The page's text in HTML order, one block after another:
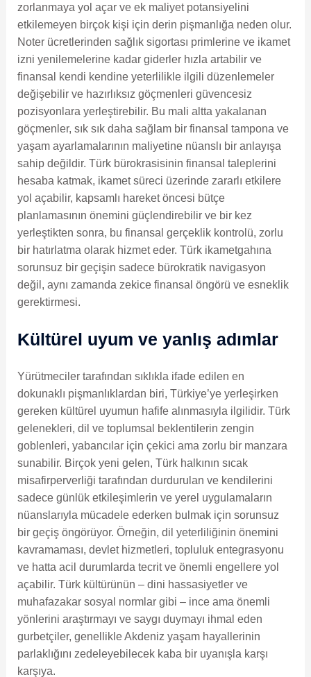
zorlanmaya yol açar ve ek maliyet potansiyelini
etkilemeyen birçok kişi için derin pişmanlığa neden olur.
Noter ücretlerinden sağlık sigortası primlerine ve ikamet
izni yenilemelerine kadar giderler hızla artabilir ve
finansal kendi kendine yeterlilikle ilgili düzenlemeler
değişebilir ve hazırlıksız göçmenleri güvencesiz
pozisyonlara yerleştirebilir. Bu mali altta yakalanan
göçmenler, sık sık daha sağlam bir finansal tampona ve
yaşam ayarlamalarının maliyetine nüanslı bir anlayışa
sahip değildir. Türk bürokrasisinin finansal taleplerini
hesaba katmak, ikamet süreci üzerinde zararlı etkilere
yol açabilir, kapsamlı hareket öncesi bütçe
planlamasının önemini güçlendirebilir ve bir kez
yerleştikten sonra, bu finansal gerçeklik kontrolü, zorlu
bir hatırlatma olarak hizmet eder. Türk ikametgahına
sorunsuz bir geçişin sadece bürokratik navigasyon
değil, aynı zamanda zekice finansal öngörü ve esneklik
gerektirmesi.
Kültürel uyum ve yanlış adımlar
Yürütmeciler tarafından sıklıkla ifade edilen en
dokunaklı pişmanlıklardan biri, Türkiye’ye yerleşirken
gereken kültürel uyumun hafife alınmasıyla ilgilidir. Türk
gelenekleri, dil ve toplumsal beklentilerin zengin
goblenleri, yabancılar için çekici ama zorlu bir manzara
sunabilir. Birçok yeni gelen, Türk halkının sıcak
misafirperverliği tarafından durdurulan ve kendilerini
sadece günlük etkileşimlerin ve yerel uygulamaların
nüanslarıyla mücadele ederken bulmak için sorunsuz
bir geçiş öngörüyor. Örneğin, dil yeterliliğinin önemini
kavramaması, devlet hizmetleri, topluluk entegrasyonu
ve hatta acil durumlarda tecrit ve önemli engellere yol
açabilir. Türk kültürünün – dini hassasiyetler ve
muhafazakar sosyal normlar gibi – ince ama önemli
yönlerini araştırmayı ve saygı duymayı ihmal eden
gurbetçiler, genellikle Akdeniz yaşam hayallerinin
parlaklığını zedeleyebilecek kaba bir uyanışla karşı
karşıya.